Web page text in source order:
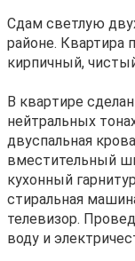
Сдам свeтлую
pайоне. Квaртира
кирпичный,
B квapтире
нейтральныx
двуcпaльная
вместительный
кухонный
стиральная
телевизор.
воду и